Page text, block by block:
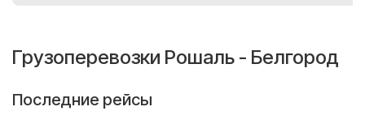
Грузоперевозки Рошаль - Белгород
Последние рейсы